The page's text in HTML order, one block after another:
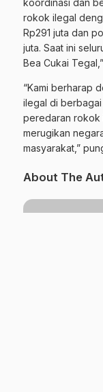
rokok ilegal
Rp291 juta dan
juta. Saat ini
Bea Cukai
“Kami berharap
ilegal di
peredaran rokok
merugikan
masyarakat,”
About The